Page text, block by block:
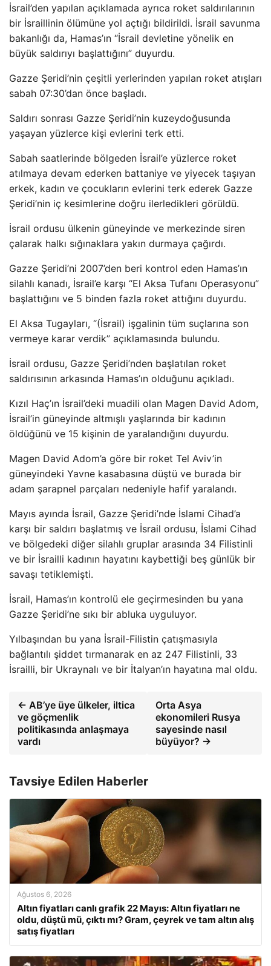
İsrail’den yapılan açıklamada ayrıca roket saldırılarının
bir İsraillinin ölümüne yol açtığı bildirildi. İsrail savunma
bakanlığı da, Hamas’ın “İsrail devletine yönelik en
büyük saldırıyı başlattığını” duyurdu.
Gazze Şeridi’nin çeşitli yerlerinden yapılan roket atışları
sabah 07:30’dan önce başladı.
Saldırı sonrası Gazze Şeridi’nin kuzeydoğusunda
yaşayan yüzlerce kişi evlerini terk etti.
Sabah saatlerinde bölgeden İsrail’e yüzlerce roket
atılmaya devam ederken battaniye ve yiyecek taşıyan
erkek, kadın ve çocukların evlerini terk ederek Gazze
Şeridi’nin iç kesimlerine doğru ilerledikleri görüldü.
İsrail ordusu ülkenin güneyinde ve merkezinde siren
çalarak halkı sığınaklara yakın durmaya çağırdı.
Gazze Şeridi’ni 2007’den beri kontrol eden Hamas’ın
silahlı kanadı, İsrail’e karşı “El Aksa Tufanı Operasyonu”
başlattığını ve 5 binden fazla roket attığını duyurdu.
El Aksa Tugayları, “(İsrail) işgalinin tüm suçlarına son
vermeye karar verdik” açıklamasında bulundu.
İsrail ordusu, Gazze Şeridi’nden başlatılan roket
saldırısının arkasında Hamas’ın olduğunu açıkladı.
Kızıl Haç’ın İsrail’deki muadili olan Magen David Adom,
İsrail’in güneyinde altmışlı yaşlarında bir kadının
öldüğünü ve 15 kişinin de yaralandığını duyurdu.
Magen David Adom’a göre bir roket Tel Aviv’in
güneyindeki Yavne kasabasına düştü ve burada bir
adam şarapnel parçaları nedeniyle hafif yaralandı.
Mayıs ayında İsrail, Gazze Şeridi’nde İslami Cihad’a
karşı bir saldırı başlatmış ve İsrail ordusu, İslami Cihad
ve bölgedeki diğer silahlı gruplar arasında 34 Filistinli
ve bir İsrailli kadının hayatını kaybettiği beş günlük bir
savaşı tetiklemişti.
İsrail, Hamas’ın kontrolü ele geçirmesinden bu yana
Gazze Şeridi’ne sıkı bir abluka uyguluyor.
Yılbaşından bu yana İsrail-Filistin çatışmasıyla
bağlantılı şiddet tırmanarak en az 247 Filistinli, 33
İsrailli, bir Ukraynalı ve bir İtalyan’ın hayatına mal oldu.
← AB’ye üye ülkeler, iltica
ve göçmenlik
politikasında anlaşmaya
vardı
Orta Asya
ekonomileri Rusya
sayesinde nasıl
büyüyor? →
Tavsiye Edilen Haberler
Ağustos 6, 2026
Altın fiyatları canlı grafik 22 Mayıs: Altın fiyatları ne
oldu, düştü mü, çıktı mı? Gram, çeyrek ve tam altın alış
satış fiyatları